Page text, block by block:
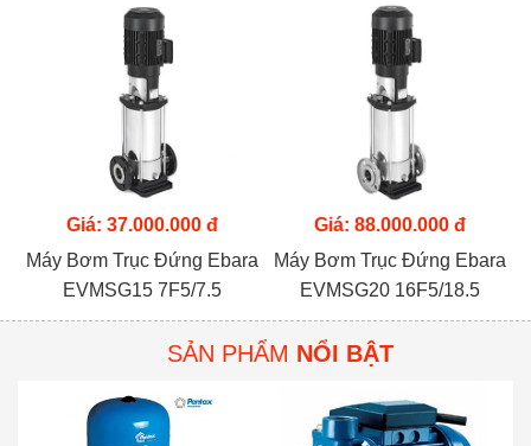
Giá: 37.000.000 đ
Máy Bơm Trục Đứng Ebara
EVMSG15 7F5/7.5
Giá: 88.000.000 đ
Máy Bơm Trục Đứng Ebara
EVMSG20 16F5/18.5
SẢN PHẨM NỔI BẬT